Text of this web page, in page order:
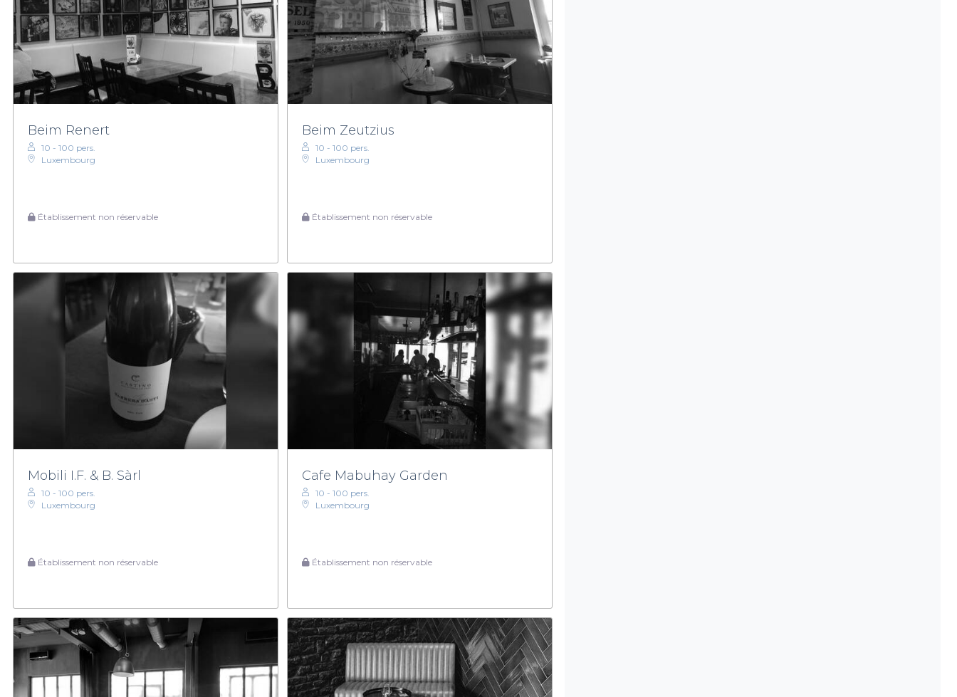
Beim Renert
10 - 100 pers.
Luxembourg
Établissement non réservable
Beim Zeutzius
10 - 100 pers.
Luxembourg
Établissement non réservable
Mobili I.F. & B. Sàrl
10 - 100 pers.
Luxembourg
Établissement non réservable
Cafe Mabuhay Garden
10 - 100 pers.
Luxembourg
Établissement non réservable